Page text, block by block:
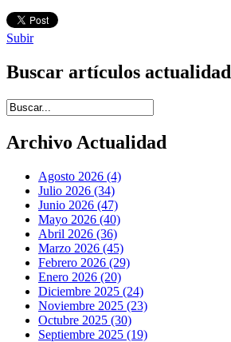
Subir
Buscar artículos actualidad
Introduce términos de búsqueda
Archivo Actualidad
Agosto 2026 (4)
Julio 2026 (34)
Junio 2026 (47)
Mayo 2026 (40)
Abril 2026 (36)
Marzo 2026 (45)
Febrero 2026 (29)
Enero 2026 (20)
Diciembre 2025 (24)
Noviembre 2025 (23)
Octubre 2025 (30)
Septiembre 2025 (19)